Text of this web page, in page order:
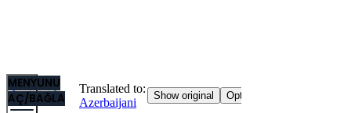
MENYUNU
AÇ/BAĞLA